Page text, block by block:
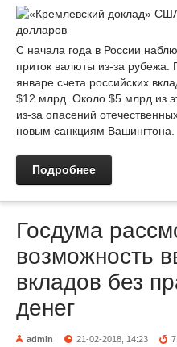
С начала года в России
приток валюты из-за
январе счета российских
$12 млрд. Около $5 млрд из
из-за опасений
новым санкциям Вашингтона.
Подробнее
Госдума
возможность
вкладов без
денег
admin 21-02-2018, 14:23